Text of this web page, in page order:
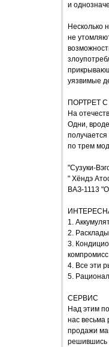
и
Несколько
не
уязвимые
ПОРТРЕТ
На
Одни,
по трем
"Сузуки-
" Хёндэ
ВАЗ-1113
1.
2.
3.
4. Все эти
5.
СЕРВИС
Над этим
нас весьма
продажи
решившись